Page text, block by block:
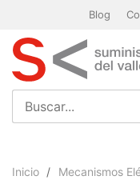
Blog
contenido
Inicio Mecanismos